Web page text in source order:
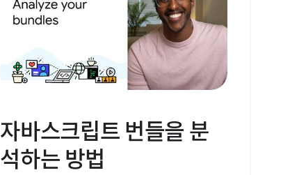
자바스크립트 번들을 분
석하는 방법